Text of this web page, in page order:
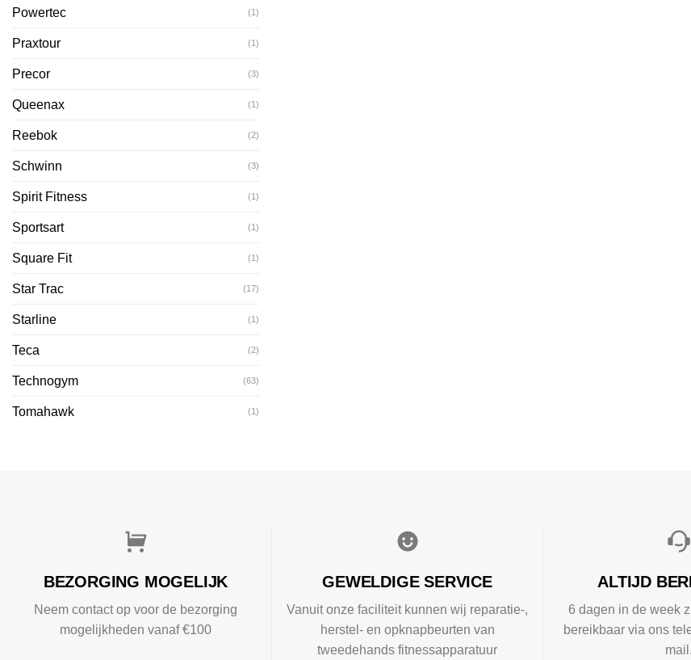
Powertec (1)
Praxtour (1)
Precor (3)
Queenax (1)
Reebok (2)
Schwinn (3)
Spirit Fitness (1)
Sportsart (1)
Square Fit (1)
Star Trac (17)
Starline (1)
Teca (2)
Technogym (63)
Tomahawk (1)
BEZORGING MOGELIJK
Neem contact op voor de bezorging
mogelijkheden vanaf €100
GEWELDIGE SERVICE
Vanuit onze faciliteit kunnen wij reparatie-,
herstel- en opknapbeurten van
tweedehands fitnessapparatuur
ALTIJD
6 dagen in de week
bereikbaar via ons
mail.